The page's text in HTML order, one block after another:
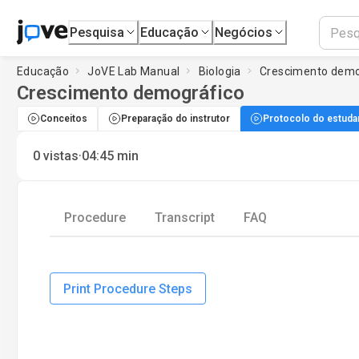
Pesquisa Educação Negócios
Educação JoVE Lab Manual Biologia Crescimento
Crescimento demográfico
Conceitos Preparação do instrutor Protocolo do
0 vistas·04:45 min
Procedure Transcript FAQ
Print Procedure Steps